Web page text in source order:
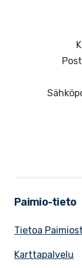
Paimio-tieto
Tietoa
Karttapalvelu